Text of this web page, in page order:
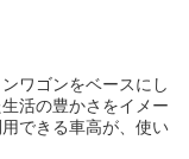
ワゴンをベースにし
活の豊かさをイメー
できる車高が、使い